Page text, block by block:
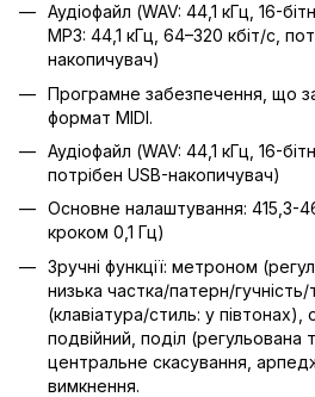
Аудіофайл (WAV: 44,1 кГц, 16-
MP3: 44,1 кГц, 64–320 кбіт/с,
накопичувач)
Програмне забезпечення, що
формат MIDI.
Аудіофайл (WAV: 44,1 кГц, 16-
потрібен USB-накопичувач)
Основне налаштування: 415,3-
кроком 0,1 Гц)
Зручні функції: метроном
низька частка/патерн/
(клавіатура/стиль: у півтонах),
подвійний, поділ (регульована
центральне скасування,
вимкнення.